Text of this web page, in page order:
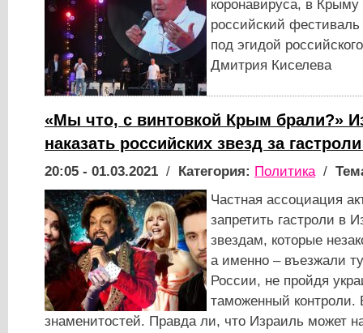
коронавируса, в
российский
под эгидой
Дмитрия Киселева
«Мы что, с винтовкой Крым брали?»
наказать российских звезд за
20:05 - 01.03.2021 / Категория: Политика/
Частная ассоциация
запретить гастроли в
звездам, которые
а именно ‒ въезжали
России, не пройдя
таможенный контроли.
знаменитостей. Правда ли, что Израиль может